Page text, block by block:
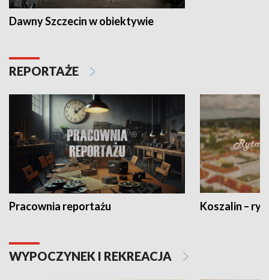
Dawny Szczecin w obiektywie
REPORTAŻE
Pracownia reportażu Koszalin –
WYPOCZYNEK I REKREACJA